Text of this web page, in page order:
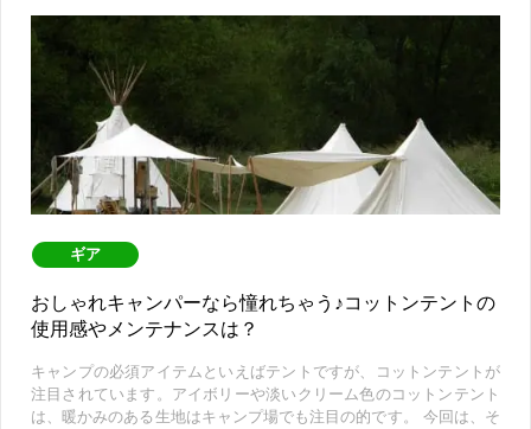
ギア
おしゃれキャンパーなら憧れちゃう♪コットンテントの
使用感やメンテナンスは？
キャンプの必須アイテムといえばテントですが、コットンテントが
注目されています。アイボリーや淡いクリーム色のコットンテント
は、暖かみのある生地はキャンプ場でも注目の的です。 今回は、そ